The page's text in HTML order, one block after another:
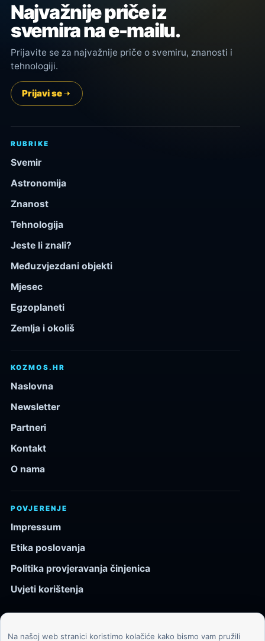
Najvažnije priče iz
svemira na e-mailu.
Prijavite se za najvažnije priče o svemiru, znanosti i
tehnologiji.
Prijavi se
RUBRIKE
Svemir
Astronomija
Znanost
Tehnologija
Jeste li znali?
Međuzvjezdani objekti
Mjesec
Egzoplaneti
Zemlja i okoliš
KOZMOS.HR
Naslovna
Newsletter
Partneri
Kontakt
O nama
POVJERENJE
Impressum
Etika poslovanja
Politika provjeravanja činjenica
Uvjeti korištenja
Na našoj web stranici koristimo kolačiće kako bismo vam pružili